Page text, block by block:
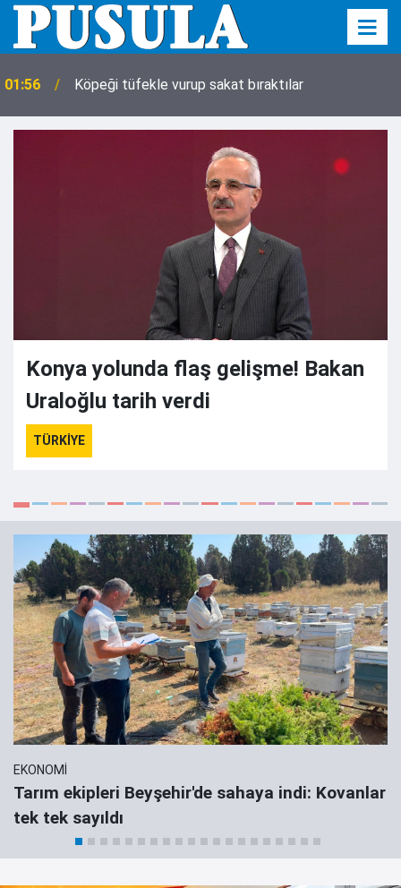
01:56 Köpeği tüfekle vurup sakat bıraktılar
Konya yolunda flaş gelişme! Bakan
Uraloğlu tarih verdi
TÜRKİYE
EKONOMİ
Tarım ekipleri Beyşehir'de sahaya indi: Kovanlar
tek tek sayıldı